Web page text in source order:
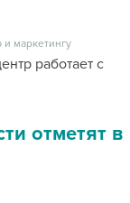
маркетингу
работает с
отметят в